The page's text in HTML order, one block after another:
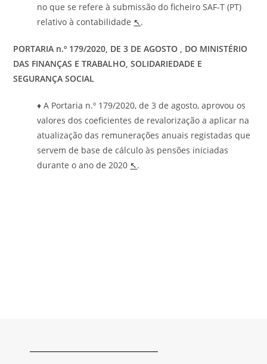
no que se refere à submissão do ficheiro SAF-T (PT)
relativo à contabilidade ↖.
PORTARIA n.º 179/2020, DE 3 DE AGOSTO , DO MINISTÉRIO
DAS FINANÇAS E TRABALHO, SOLIDARIEDADE E
SEGURANÇA SOCIAL
♦ A Portaria n.º 179/2020, de 3 de agosto, aprovou os
valores dos coeficientes de revalorização a aplicar na
atualização das remunerações anuais registadas que
servem de base de cálculo às pensões iniciadas
durante o ano de 2020 ↖.